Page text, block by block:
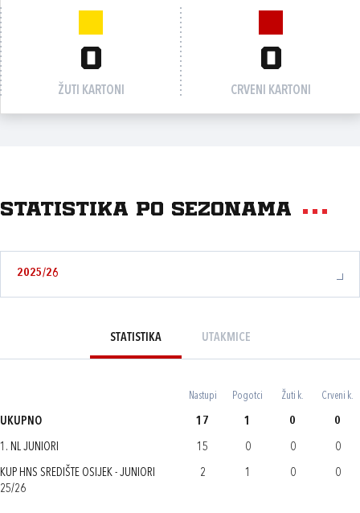
0
ŽUTI KARTONI
0
CRVENI KARTONI
Statistika po sezonama
2025/26
STATISTIKA UTAKMICE
Nastupi Pogotci Žuti k. Crveni k.
UKUPNO 17 1 0 0
1. NL JUNIORI 15 0 0 0
KUP HNS SREDIŠTE OSIJEK - JUNIORI
25/26
2 1 0 0